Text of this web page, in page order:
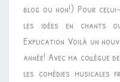
blog ou non!) Pour
les idées en chants
Explication Voilà un
année! Avec ma collègue
les comédies musicales